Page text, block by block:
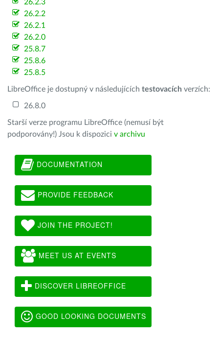
26.2.3
26.2.2
26.2.1
26.2.0
25.8.7
25.8.6
25.8.5
LibreOffice je dostupný v následujících testovacích verzích:
26.8.0
Starší verze programu LibreOffice (nemusí být
podporovány!) Jsou k dispozici v archivu
DOCUMENTATION
PROVIDE FEEDBACK
JOIN THE PROJECT!
MEET US AT EVENTS
DISCOVER LIBREOFFICE
GOOD LOOKING DOCUMENTS